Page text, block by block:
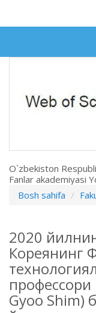
O`zbekiston
Fanlar akademiyasi
Bosh sahifa
2020
Кореянинг
Gyoo Shim)